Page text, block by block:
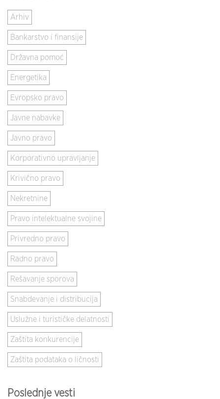
Arhiv
Bankarstvo i finansije
Državna pomoć
Energetika
Evropsko pravo
Javne nabavke
Javno pravo
Korporativno upravljanje
Krivično pravo
Nekretnine
Pravo intelektualne svojine
Privredno pravo
Radno pravo
Rešavanje sporova
Snabdevanje i distribucija
Uslužne i turističke delatnosti
Zaštita konkurencije
Zaštita podataka o ličnosti
Poslednje vesti